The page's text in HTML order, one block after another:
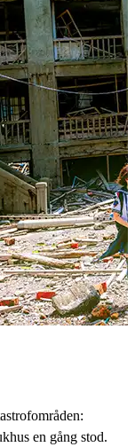
en gång stod.